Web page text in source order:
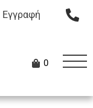
Εγγραφή
0